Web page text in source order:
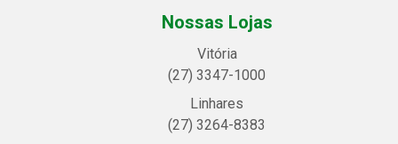
Nossas Lojas
Vitória
(27) 3347-1000
Linhares
(27) 3264-8383